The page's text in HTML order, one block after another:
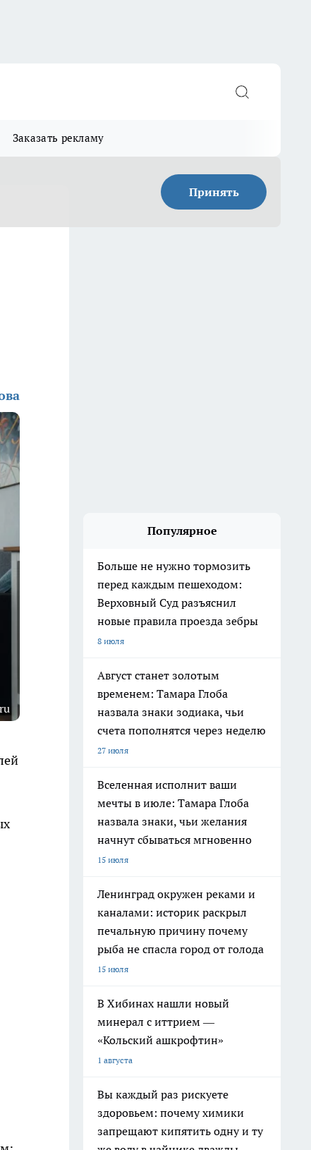
Заказать рекламу
Принять
Популярное
Больше не нужно тормозить
перед каждым пешеходом:
Верховный Суд разъяснил
новые правила проезда зебры
8 июля
Август станет золотым
временем: Тамара Глоба
назвала знаки зодиака, чьи
счета пополнятся через неделю
27 июля
Вселенная исполнит ваши
мечты в июле: Тамара Глоба
назвала знаки, чьи желания
начнут сбываться мгновенно
15 июля
Ленинград окружен реками и
каналами: историк раскрыл
печальную причину почему
рыба не спасла город от голода
15 июля
В Хибинах нашли новый
минерал с иттрием —
«Кольский ашкрофтин»
1 августа
Вы каждый раз рискуете
здоровьем: почему химики
запрещают кипятить одну и ту